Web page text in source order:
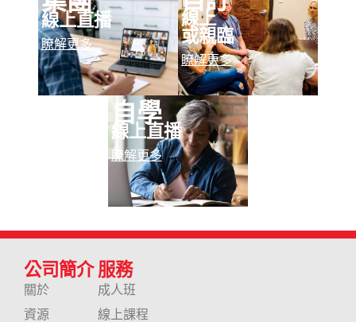
線上直播
瞭解更多
線上
或親臨
瞭解更多
自學
線上直播
瞭解更多
公司簡介
關於
資源
服務
成人班
線上課程